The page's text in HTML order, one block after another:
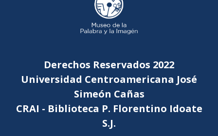
Derechos Reservados 2022
Universidad Centroamericana José
Simeón Cañas
CRAI - Biblioteca P. Florentino Idoate
S.J.